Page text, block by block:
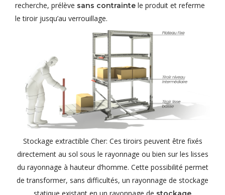
recherche, prélève sans contrainte le produit et referme
le tiroir jusqu’au verrouillage.
Stockage extractible Cher: Ces tiroirs peuvent être fixés
directement au sol sous le rayonnage ou bien sur les lisses
du rayonnage à hauteur d’homme. Cette possibilité permet
de transformer, sans difficultés, un rayonnage de stockage